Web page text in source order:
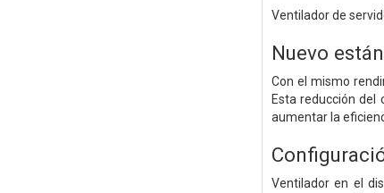
Ventilador de
Nuevo
Con el mismo
Esta reducción del
aumentar la
Ventilador en el